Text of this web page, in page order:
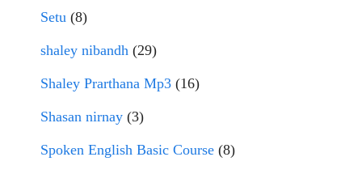
Setu (8)
shaley nibandh (29)
Shaley Prarthana Mp3 (16)
Shasan nirnay (3)
Spoken English Basic Course (8)